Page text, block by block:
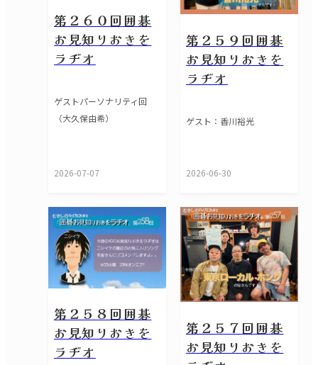
第２６０回囲碁
お見知りおきを
ラヂオ
ゲストパーソナリティ回
（大久保由希）
2026-07-07
第２５９回囲碁
お見知りおきを
ラヂオ
ゲスト：香川裕光
2026-06-30
第２５８回囲碁
お見知りおきを
ラヂオ
第２５７回囲碁
お見知りおきを